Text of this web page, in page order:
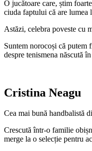
O jucătoare care, știm
ciuda faptului că are lumea
Astăzi, celebra poveste cu
Suntem norocoși că putem
despre tenismena născută
Cristina Neagu
Cea mai bună handbalistă
Crescută într-o familie
merge la o selecție pentru